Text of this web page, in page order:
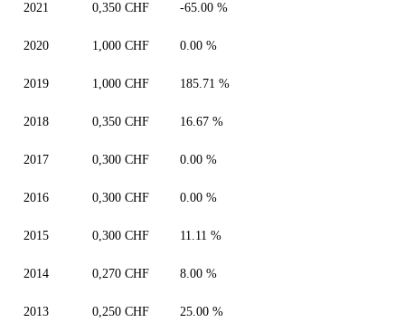
2021 0,350 CHF -65.00 %
2020 1,000 CHF 0.00 %
2019 1,000 CHF 185.71 %
2018 0,350 CHF 16.67 %
2017 0,300 CHF 0.00 %
2016 0,300 CHF 0.00 %
2015 0,300 CHF 11.11 %
2014 0,270 CHF 8.00 %
2013 0,250 CHF 25.00 %